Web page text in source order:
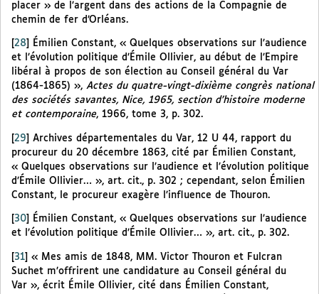
placer » de l’argent dans des actions de la Compagnie de
chemin de fer d’Orléans.
28
Émilien Constant, « Quelques observations sur l’audience
et l’évolution politique d’Émile Ollivier, au début de l’Empire
libéral à propos de son élection au Conseil général du Var
(1864-1865) », Actes du quatre-vingt-dixième congrès national
des sociétés savantes, Nice, 1965, section d’histoire moderne
et contemporaine, 1966, tome 3, p. 302.
[29] Archives départementales du Var, 12 U 44, rapport du
procureur du 20 décembre 1863, cité par Émilien Constant,
« Quelques observations sur l’audience et l’évolution politique
d’Émile Ollivier… », art. cit., p. 302 ; cependant, selon Émilien
Constant, le procureur exagère l’influence de Thouron.
30
Émilien Constant, « Quelques observations sur l’audience
et l’évolution politique d’Émile Ollivier… », art. cit., p. 302.
31
« Mes amis de 1848, MM. Victor Thouron et Fulcran
Suchet m’offrirent une candidature au Conseil général du
Var », écrit Émile Ollivier, cité dans Émilien Constant,